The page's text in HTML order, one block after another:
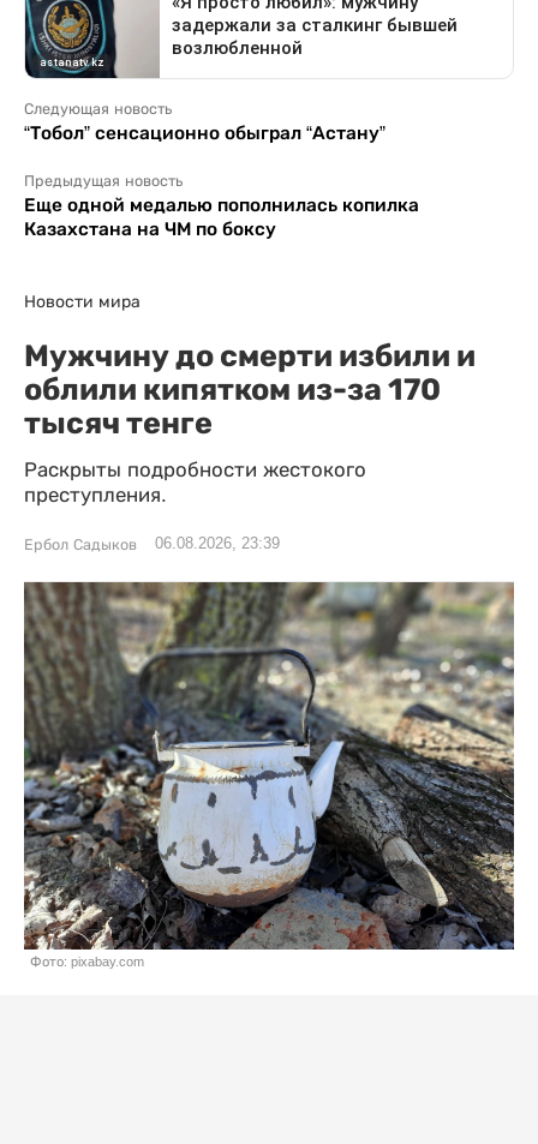
Следующая новость
“Тобол” сенсационно обыграл “Астану”
Предыдущая новость
Еще одной медалью пополнилась копилка
Казахстана на ЧМ по боксу
Новости мира
Мужчину до смерти избили и
облили кипятком из-за 170
тысяч тенге
Раскрыты подробности жестокого
преступления.
Ербол Садыков 06.08.2026, 23:39
Фото: pixabay.com